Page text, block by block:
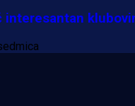
interesantan